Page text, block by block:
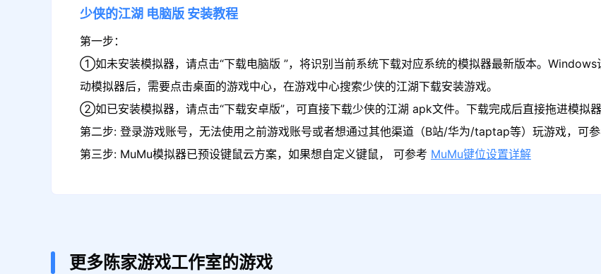
少侠的江湖 电脑版 安装教程
第一步：
①如未安装模拟器，请点击“下载电脑版 ”，将识别当前系统下载对应系统的模拟器最新版本。
动模拟器后，需要点击桌面的游戏中心，在游戏中心搜索少侠的江湖下载安装游戏。
②如已安装模拟器，请点击“下载安卓版”，可直接下载少侠的江湖 apk文件。下载完成后直接拖进模拟器
第二步: 登录游戏账号，无法使用之前游戏账号或者想通过其他渠道（B站/华为/taptap等）玩游戏，可
第三步: MuMu模拟器已预设键鼠云方案，如果想自定义键鼠， 可参考 MuMu键位设置详解
更多陈家游戏工作室的游戏